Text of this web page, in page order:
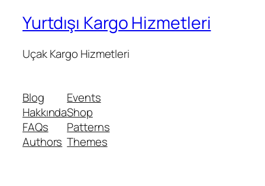
Yurtdışı Kargo Hizmetleri
Uçak Kargo Hizmetleri
Blog
Hakkında
FAQs
Authors
Events
Shop
Patterns
Themes